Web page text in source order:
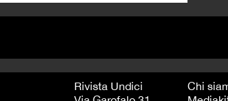
Rivista Undici
Chi